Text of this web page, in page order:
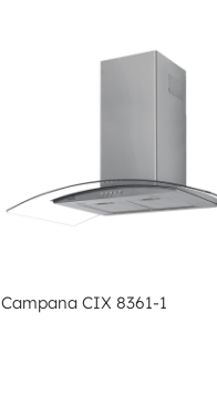
Campana CIX 8361-1